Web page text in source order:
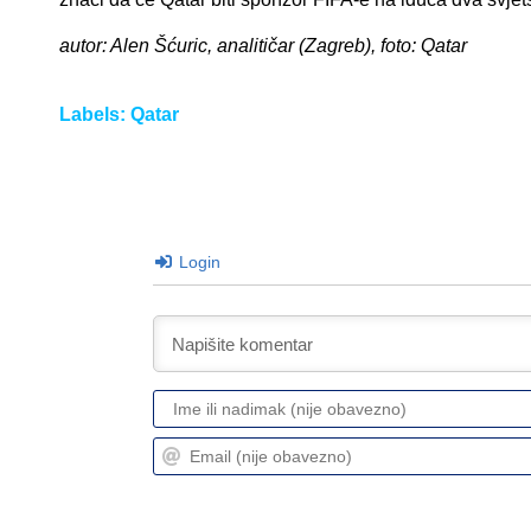
autor: Alen Šćuric, analitičar (Zagreb), foto: Qatar
Labels: Qatar
Login